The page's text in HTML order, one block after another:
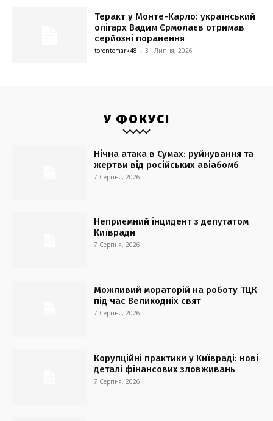
Теракт у Монте-Карло: український
олігарх Вадим Єрмолаєв отримав
серйозні поранення
torontomark48 - 31 Липня, 2026
У ФОКУСІ
Нічна атака в Сумах: руйнування та
жертви від російських авіабомб
7 Серпня, 2026
Неприємний інцидент з депутатом
Київради
7 Серпня, 2026
Можливий мораторій на роботу ТЦК
під час Великодніх свят
7 Серпня, 2026
Корупційні практики у Київраді: нові
деталі фінансових зловживань
7 Серпня, 2026